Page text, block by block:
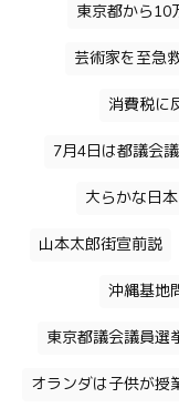
東京都から10
芸術家を至急
消費税に
7月4日は都議会
大らかな日
山本太郎街宣前説
沖縄基地
東京都議会議員選
オランダは子供が授